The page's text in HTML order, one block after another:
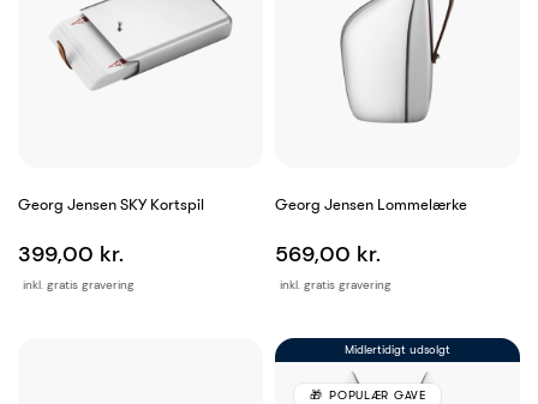
Georg Jensen SKY Kortspil
inkl. gratis gravering
399,00 kr.
Georg Jensen Lommelærke
inkl. gratis gravering
569,00 kr.
Midlertidigt udsolgt
POPULÆR GAVE